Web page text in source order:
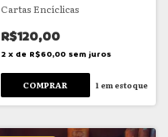
Cartas Encíclicas
R$120,00
2 x de R$60,00 sem juros
1 em estoque